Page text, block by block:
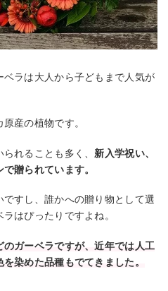
ラは大人から子どもまで人気が
産の植物です。
れることも多く、 新入学祝い、
贈られています。
すし、誰かへの贈り物として選
はぴったりですよね。
ガーベラですが、近年では人工
染めた品種もでてきました。